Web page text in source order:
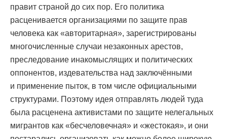
правит страной до сих пор. Его политика
расценивается организациями по защите прав
человека как «авторитарная», зарегистрированы
многочисленные случаи незаконных арестов,
преследование инакомыслящих и политических
оппонентов, издевательства над заключёнными
и применение пыток, в том числе официальными
структурами. Поэтому идея отправлять людей туда
была расценена активистами по защите нелегальных
мигрантов как «бесчеловечная» и «жестокая», и они